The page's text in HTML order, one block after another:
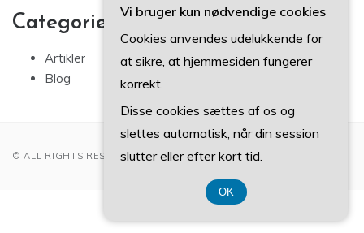
Categories
Artikler
Blog
© ALL RIGHTS RESERVED 2022
Vi bruger kun nødvendige cookies
Cookies anvendes udelukkende for
at sikre, at hjemmesiden fungerer
korrekt.
Disse cookies sættes af os og
slettes automatisk, når din session
slutter eller efter kort tid.
OK